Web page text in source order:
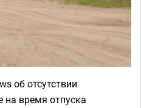
об отсутствии
время отпуска